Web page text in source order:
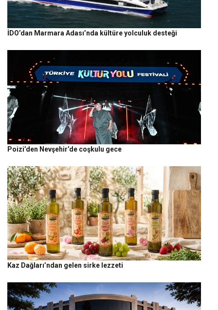
İDO’dan Marmara Adası’nda kültüre yolculuk desteği
Poizi’den Nevşehir’de coşkulu gece
Kaz Dağları’ndan gelen sirke lezzeti